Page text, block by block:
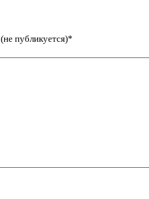
(не публикуется)*